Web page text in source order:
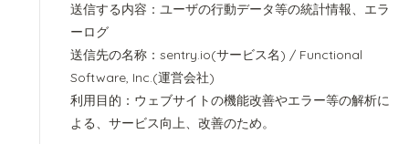
送信する内容：ユーザの行動データ等の統計情報、エラ
ーログ
送信先の名称：sentry.io(サービス名) / Functional
Software, Inc.(運営会社)
利用目的：ウェブサイトの機能改善やエラー等の解析に
よる、サービス向上、改善のため。